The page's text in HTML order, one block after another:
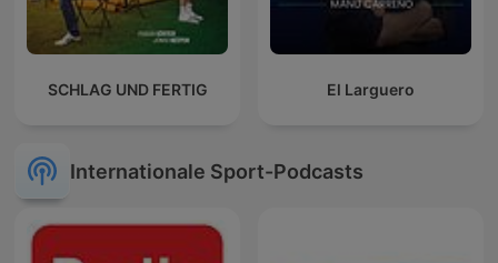
SCHLAG UND FERTIG El Larguero
Internationale Sport-Podcasts